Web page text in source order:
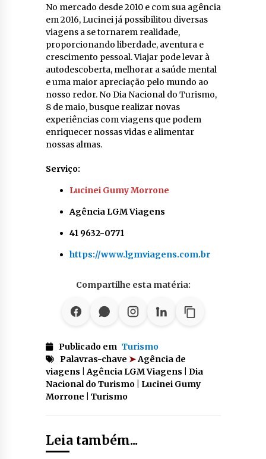
No mercado desde 2010 e com sua agência
em 2016, Lucinei já possibilitou diversas
viagens a se tornarem realidade,
proporcionando liberdade, aventura e
crescimento pessoal. Viajar pode levar à
autodescoberta, melhorar a saúde mental
e uma maior apreciação pelo mundo ao
nosso redor. No Dia Nacional do Turismo,
8 de maio, busque realizar novas
experiências com viagens que podem
enriquecer nossas vidas e alimentar
nossas almas.
Serviço:
Lucinei Gumy Morrone
Agência LGM Viagens
41 9632-0771
https://www.lgmviagens.com.br
Compartilhe esta matéria:
Publicado em Turismo
Palavras-chave ➤Agência de
viagens | Agência LGM Viagens | Dia
Nacional do Turismo | Lucinei Gumy
Morrone | Turismo
Leia também...